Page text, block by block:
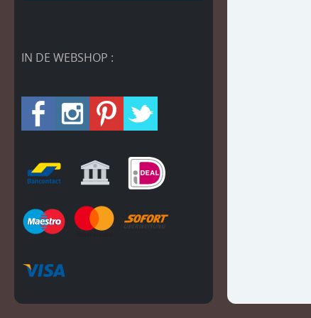
IN DE WEBSHOP :